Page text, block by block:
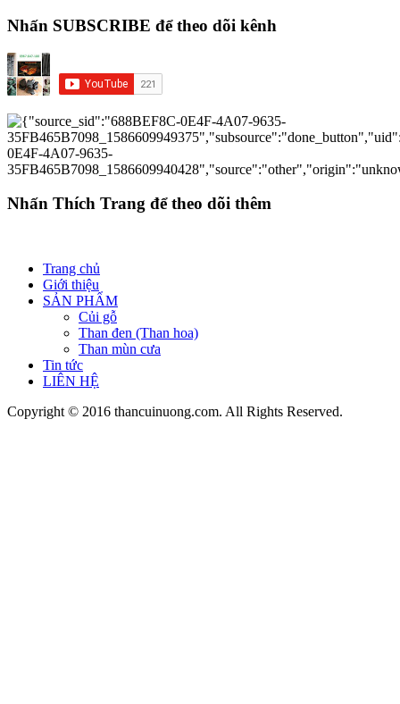
Nhấn SUBSCRIBE để theo dõi kênh
Nhấn Thích Trang để theo dõi thêm
Trang chủ
Giới thiệu
SẢN PHẨM
Củi gỗ
Than đen (Than hoa)
Than mùn cưa
Tin tức
LIÊN HỆ
Copyright © 2016 thancuinuong.com. All Rights Reserved.